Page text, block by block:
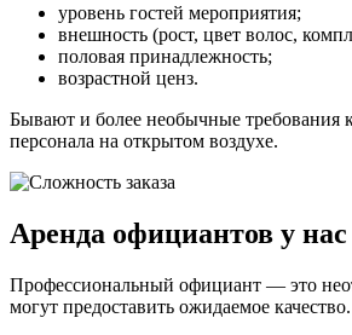
уровень гостей мероприятия;
внешность (рост, цвет волос,
половая принадлежность;
возрастной ценз.
Бывают и более необычные требования
персонала на открытом воздухе.
Аренда официантов у
Профессиональный официант — это
могут предоставить ожидаемое